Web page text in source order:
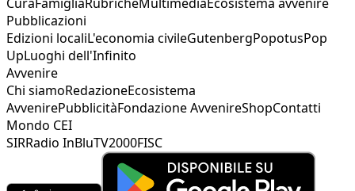
Pubblicazioni
Edizioni localiL'economia civileGutenbergPopotusPop
UpLuoghi dell'Infinito
Avvenire
Chi siamoRedazioneEcosistema
AvvenirePubblicitàFondazione AvvenireShopContatti
Mondo CEI
SIRRadio InBluTV2000FISC